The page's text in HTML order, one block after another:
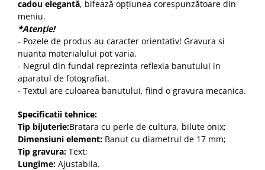
cadou elegantă, bifează opțiunea corespunzătoare din
meniu.
*Atenție!
- Pozele de produs au caracter orientativ! Gravura si
nuanta materialului pot varia.
- Negrul din fundal reprezinta reflexia banutului in
aparatul de fotografiat.
- Textul are culoarea banutului, fiind o gravura mecanica.
Specificatii tehnice:
Tip bijuterie:Bratara cu perle de cultura, bilute onix;
Dimensiuni element: Banut cu diametrul de 17 mm;
Tip gravura: Text;
Lungime: Ajustabila.